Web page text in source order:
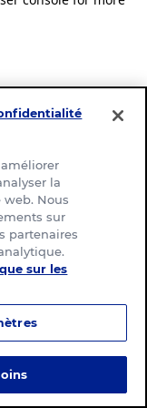
la
Nous
sur
partenaires
sur les